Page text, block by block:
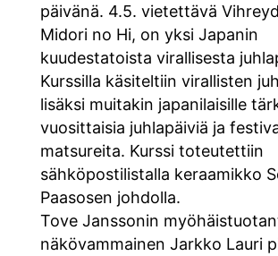
päivänä. 4.5. vietettävä
Midori no Hi, on yksi Japanin
kuudestatoista virallisesta
Kurssilla käsiteltiin virallisten
lisäksi muitakin japanilaisille
vuosittaisia juhlapäiviä ja
matsureita. Kurssi toteutettiin
sähköpostilistalla keraamikko
Paasosen johdolla.
Tove Janssonin
näkövammainen Jarkko Lauri